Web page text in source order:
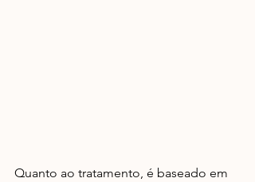
Quanto ao tratamento, é baseado em